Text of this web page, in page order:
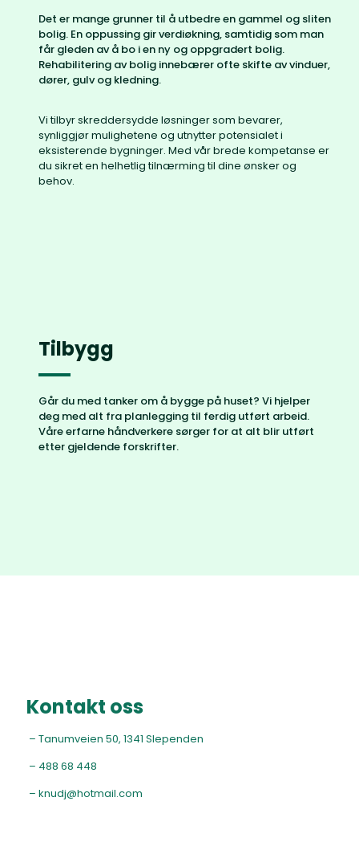
Det er mange grunner til å utbedre en gammel og sliten
bolig. En oppussing gir verdiøkning, samtidig som man
får gleden av å bo i en ny og oppgradert bolig.
Rehabilitering av bolig innebærer ofte skifte av vinduer,
dører, gulv og kledning.
Vi tilbyr skreddersydde løsninger som bevarer,
synliggjør mulighetene og utnytter potensialet i
eksisterende bygninger. Med vår brede kompetanse er
du sikret en helhetlig tilnærming til dine ønsker og
behov.
Tilbygg
Går du med tanker om å bygge på huset? Vi hjelper
deg med alt fra planlegging til ferdig utført arbeid.
Våre erfarne håndverkere sørger for at alt blir utført
etter gjeldende forskrifter.
Kontakt oss
– Tanumveien 50, 1341 Slependen
– 488 68 448
– knudj@hotmail.com